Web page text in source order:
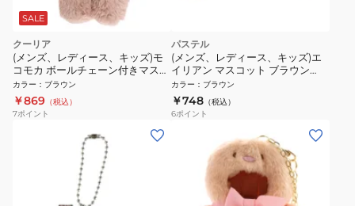
SALE
クーリア
(メンズ、レディース、キッズ)モ
コモカ ボールチェーン付きマスコ
ット モカ QL 59805
カラー ： ブラウン
￥869 （税込）
7ポイント
パステル
(メンズ、レディース、キッズ)エ
イリアン マスコット ブラウン
AMC-001 AS.60 ぬいぐるみキー
ホルダー
カラー ： ブラウン
￥748 （税込）
6ポイント